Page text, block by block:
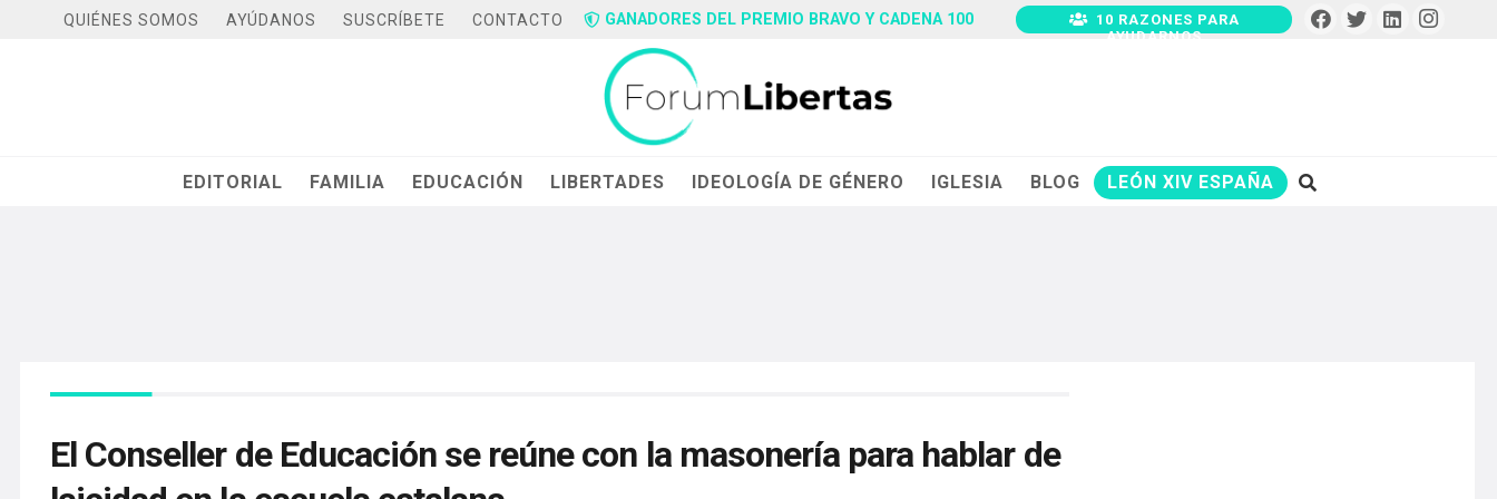
QUIÉNES SOMOS AYÚDANOS SUSCRÍBETE CONTACTO GANADORES DEL PREMIO BRAVO Y CADENA 100
10 RAZONES PARA
AYUDARNOS
EDITORIAL FAMILIA EDUCACIÓN LIBERTADES IDEOLOGÍA DE GÉNERO IGLESIA BLOG LEÓN XIV ESPAÑA
El Conseller de Educación se reúne con la masonería para hablar de